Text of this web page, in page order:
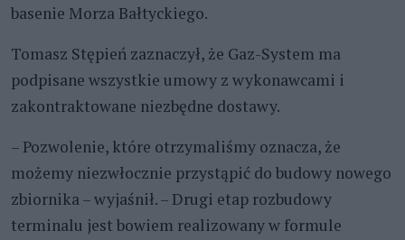
basenie Morza Bałtyckiego.
Tomasz Stępień zaznaczył, że Gaz-System ma
podpisane wszystkie umowy z wykonawcami i
zakontraktowane niezbędne dostawy.
– Pozwolenie, które otrzymaliśmy oznacza, że
możemy niezwłocznie przystąpić do budowy nowego
zbiornika – wyjaśnił. – Drugi etap rozbudowy
terminalu jest bowiem realizowany w formule